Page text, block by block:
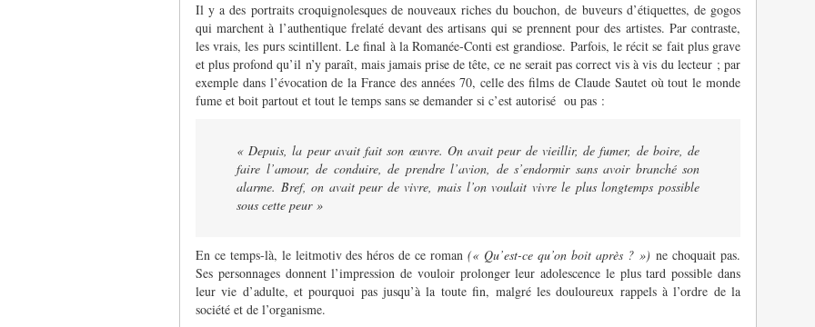
Il y a des portraits croquignolesques de nouveaux riches du bouchon, de buveurs d’étiquettes, de gogos
qui marchent à l’authentique frelaté devant des artisans qui se prennent pour des artistes. Par contraste,
les vrais, les purs scintillent. Le final à la Romanée-Conti est grandiose. Parfois, le récit se fait plus grave
et plus profond qu’il n’y paraît, mais jamais prise de tête, ce ne serait pas correct vis à vis du lecteur ; par
exemple dans l’évocation de la France des années 70, celle des films de Claude Sautet où tout le monde
fume et boit partout et tout le temps sans se demander si c’est autorisé ou pas :
« Depuis, la peur avait fait son œuvre. On avait peur de vieillir, de fumer, de boire, de
faire l’amour, de conduire, de prendre l’avion, de s’endormir sans avoir branché son
alarme. Bref, on avait peur de vivre, mais l’on voulait vivre le plus longtemps possible
sous cette peur »
En ce temps-là, le leitmotiv des héros de ce roman (« Qu’est-ce qu’on boit après ? »)ne choquait pas.
Ses personnages donnent l’impression de vouloir prolonger leur adolescence le plus tard possible dans
leur vie d’adulte, et pourquoi pas jusqu’à la toute fin, malgré les douloureux rappels à l’ordre de la
société et de l’organisme.